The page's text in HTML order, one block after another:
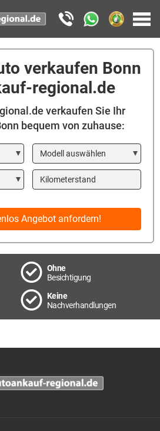
verkaufen Bonn
regional.de
verkaufen Sie Ihr
bequem von zuhause:
Modell
Kilometerstand
Angebot anfordern!
Ohne
Besichtigung
Keine
Nachverhandlungen